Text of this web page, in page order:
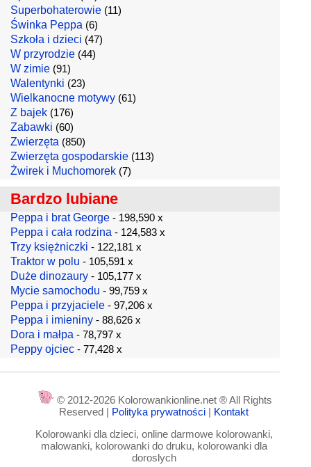
Superbohaterowie (11)
Świnka Peppa (6)
Szkoła i dzieci (47)
W przyrodzie (44)
W zimie (91)
Walentynki (23)
Wielkanocne motywy (61)
Z bajek (176)
Zabawki (60)
Zwierzęta (850)
Zwierzęta gospodarskie (113)
Żwirek i Muchomorek (7)
Bardzo lubiane
Peppa i brat George - 198,590 x
Peppa i cała rodzina - 124,583 x
Trzy księżniczki - 122,181 x
Traktor w polu - 105,591 x
Duże dinozaury - 105,177 x
Mycie samochodu - 99,759 x
Peppa i przyjaciele - 97,206 x
Peppa i imieniny - 88,626 x
Dora i małpa - 78,797 x
Peppy ojciec - 77,428 x
© 2012-2026 Kolorowankionline.net ® All Rights
Reserved | Polityka prywatności | Kontakt
Kolorowanki dla dzieci, online darmowe kolorowanki,
malowanki, kolorowanki do druku, kolorowanki dla
doroslych